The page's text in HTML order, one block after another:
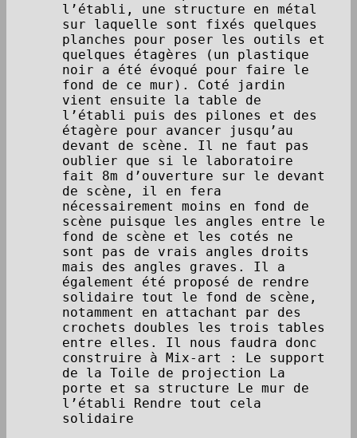
l’établi, une structure en métal
sur laquelle sont fixés quelques
planches pour poser les outils et
quelques étagères (un plastique
noir a été évoqué pour faire le
fond de ce mur). Coté jardin
vient ensuite la table de
l’établi puis des pilones et des
étagère pour avancer jusqu’au
devant de scène. Il ne faut pas
oublier que si le laboratoire
fait 8m d’ouverture sur le devant
de scène, il en fera
nécessairement moins en fond de
scène puisque les angles entre le
fond de scène et les cotés ne
sont pas de vrais angles droits
mais des angles graves. Il a
également été proposé de rendre
solidaire tout le fond de scène,
notamment en attachant par des
crochets doubles les trois tables
entre elles. Il nous faudra donc
construire à Mix-art : Le support
de la Toile de projection La
porte et sa structure Le mur de
l’établi Rendre tout cela
solidaire